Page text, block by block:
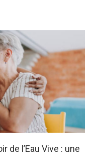
de l’Eau Vive : une